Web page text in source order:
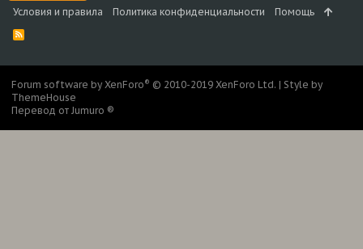
Условия и правила
Политика конфиденциальности Помощь
R
Forum software by XenForo® © 2010-2019 XenForo Ltd. | Style by
ThemeHouse
Перевод от Jumuro ®